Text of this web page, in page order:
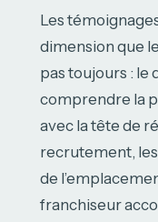
Les
dimension que
pas toujours : le
comprendre la
avec la tête de
recrutement, les
de
franchiseur